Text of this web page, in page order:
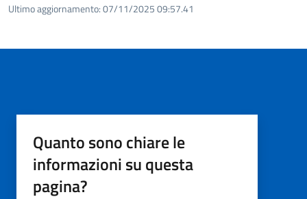
Ultimo aggiornamento:07/11/2025 09:57.41
Quanto sono chiare le
informazioni su questa
pagina?